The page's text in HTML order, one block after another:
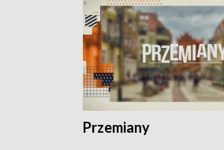
Przemiany